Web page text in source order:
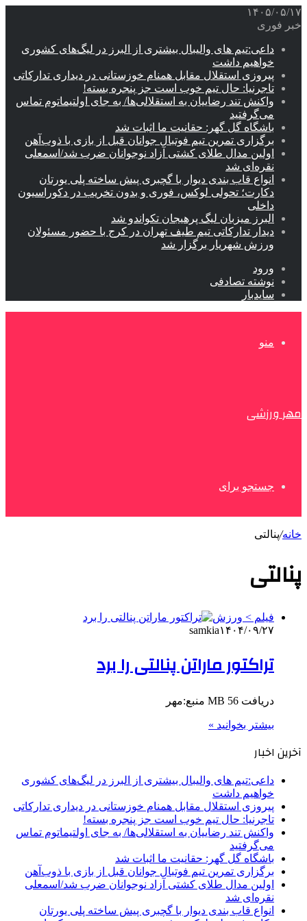
۱۴۰۵/۰۵/۱۷
خبر فوری
داعی:تیم های والیبال بیشتری از البرز در لیگ‌های کشوری
خواهیم داشت
پیروزی استقلال مقابل همنام خوزستانی در دیداری تدارکاتی
تاجرنیا: حال تیم خوب است جز پنجره بسته!
واکنش تند رضاییان به استقلالی‌ها/ به جای اولتیماتوم تماس
می‌گرفتید
باشگاه گل گهر: حقانیت ما اثبات شد
برگزاری تمرین تیم فوتبال جوانان قبل از بازی با ذوب‌آهن
اولین مدال طلای کشتی آزاد نوجوانان ضرب شد/اسمعلی
نقره‌ای شد
انواع قاب بندی دیوار با گچبری پیش ساخته پلی یورتان
دکارت؛ تحولی لوکس، فوری و بدون تخریب در دکوراسیون
داخلی
البرز میزبان لیگ پرهیجان تکواندو شد
دیدار تدارکاتی تیم طیف تهران در کرج با حضور مسئولان
ورزش شهریار برگزار شد
ورود
نوشته تصادفی
سایدبار
منو
مهر ورزشی
جستجو برای
خانه/پنالتی
پنالتی
فیلم > ورزش
samkia۱۴۰۴/۰۹/۲۷
تراکتور ماراتن پنالتی را برد
دریافت 56 MB منبع:مهر
بیشتر بخوانید »
آخرین اخبار
داعی:تیم های والیبال بیشتری از البرز در لیگ‌های کشوری
خواهیم داشت
پیروزی استقلال مقابل همنام خوزستانی در دیداری تدارکاتی
تاجرنیا: حال تیم خوب است جز پنجره بسته!
واکنش تند رضاییان به استقلالی‌ها/ به جای اولتیماتوم تماس
می‌گرفتید
باشگاه گل گهر: حقانیت ما اثبات شد
برگزاری تمرین تیم فوتبال جوانان قبل از بازی با ذوب‌آهن
اولین مدال طلای کشتی آزاد نوجوانان ضرب شد/اسمعلی
نقره‌ای شد
انواع قاب بندی دیوار با گچبری پیش ساخته پلی یورتان